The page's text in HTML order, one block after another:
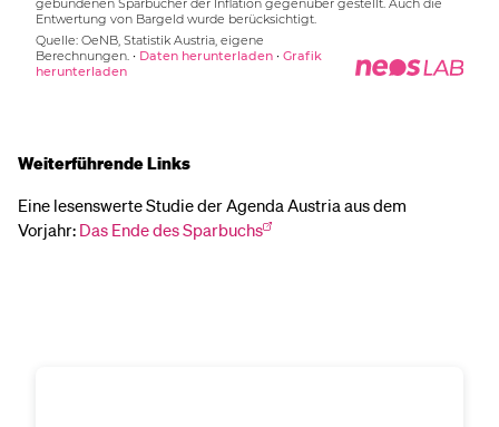
Weiterführende Links
Eine lesenswerte Studie der Agenda Austria aus dem
Vorjahr: Das Ende des Sparbuchs